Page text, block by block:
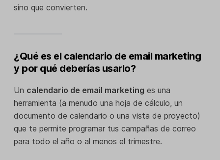
sino que convierten.
¿Qué es el calendario de email marketing
y por qué deberías usarlo?
Un calendario de email marketing es una
herramienta (a menudo una hoja de cálculo, un
documento de calendario o una vista de proyecto)
que te permite programar tus campañas de correo
para todo el año o al menos el trimestre.